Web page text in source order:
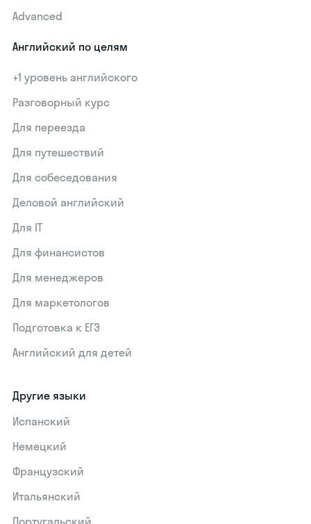
Advanced
Английский по целям
+1 уровень английского
Разговорный курс
Для переезда
Для путешествий
Для собеседования
Деловой английский
Для IT
Для финансистов
Для менеджеров
Для маркетологов
Подготовка к ЕГЭ
Английский для детей
Другие языки
Испанский
Немецкий
Французский
Итальянский
Португальский